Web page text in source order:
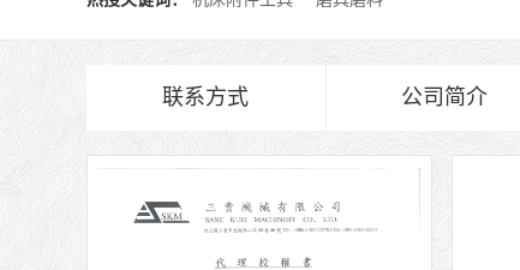
联系方式 公司简介